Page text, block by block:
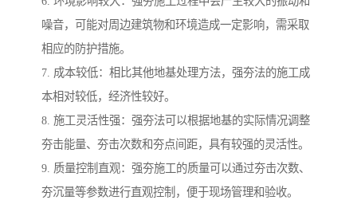
噪音，可能对周边建筑物和环境造成一定影响，需采取
相应的防护措施。
7. 成本较低：相比其他地基处理方法，强夯法的施工成
本相对较低，经济性较好。
8. 施工灵活性强：强夯法可以根据地基的实际情况调整
夯击能量、夯击次数和夯点间距，具有较强的灵活性。
9. 质量控制直观：强夯施工的质量可以通过夯击次数、
夯沉量等参数进行直观控制，便于现场管理和验收。